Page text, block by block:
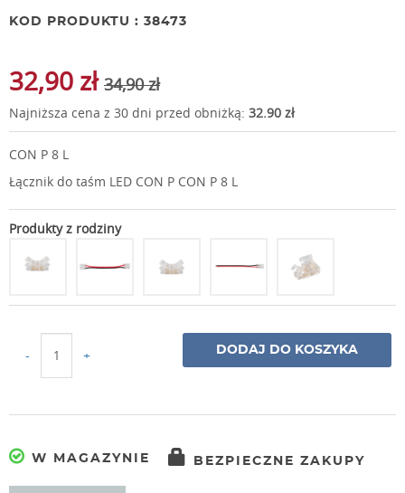
KOD PRODUKTU : 38473
32,90 zł 34,90 zł
Najniższa cena z 30 dni przed obniżką: 32.90 zł
CON P 8 L
Łącznik do taśm LED CON P CON P 8 L
Produkty z rodziny
- + DODAJ DO KOSZYKA
W MAGAZYNIE BEZPIECZNE ZAKUPY